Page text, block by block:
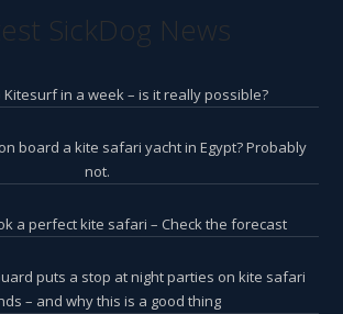
SickDog News
Kitesurf in a week – is it really possible?
board a kite safari yacht in Egypt? Probably
not.
a perfect kite safari – Check the forecast
puts a stop at night parties on kite safari
– and why this is a good thing